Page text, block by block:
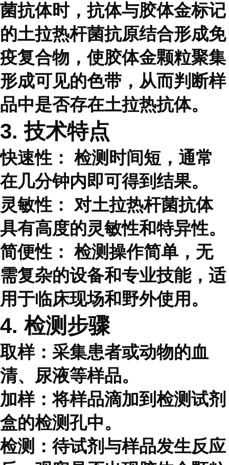
菌抗体时，抗体与胶体金标记
的土拉热杆菌抗原结合形成免
疫复合物，使胶体金颗粒聚集
形成可见的色带，从而判断样
品中是否存在土拉热抗体。
3. 技术特点
快速性： 检测时间短，通常
在几分钟内即可得到结果。
灵敏性： 对土拉热杆菌抗体
具有高度的灵敏性和特异性。
简便性： 检测操作简单，无
需复杂的设备和专业技能，适
用于临床现场和野外使用。
4. 检测步骤
取样：采集患者或动物的血
清、尿液等样品。
加样：将样品滴加到检测试剂
盒的检测孔中。
检测：待试剂与样品发生反应